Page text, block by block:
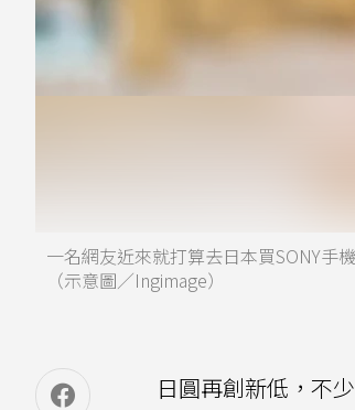
一名網友近來就打算去日本買SONY手
（示意圖／Ingimage）
日圓再創新低，不